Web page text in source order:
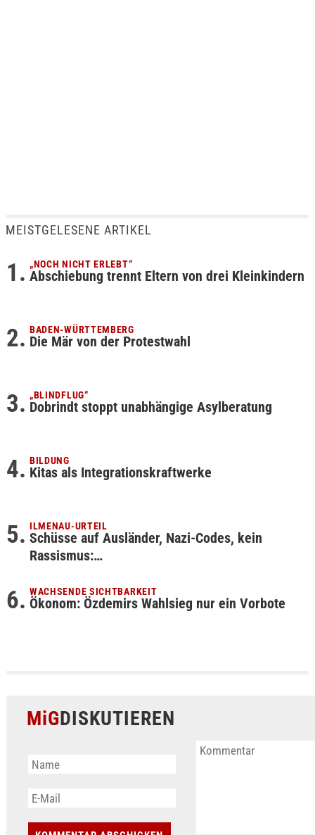
MEISTGELESENE ARTIKEL
„NOCH NICHT ERLEBT“
Abschiebung trennt Eltern von drei Kleinkindern
BADEN-WÜRTTEMBERG
Die Mär von der Protestwahl
„BLINDFLUG“
Dobrindt stoppt unabhängige Asylberatung
BILDUNG
Kitas als Integrationskraftwerke
ILMENAU-URTEIL
Schüsse auf Ausländer, Nazi-Codes, kein
Rassismus:…
WACHSENDE SICHTBARKEIT
Ökonom: Özdemirs Wahlsieg nur ein Vorbote
MiGDISKUTIEREN